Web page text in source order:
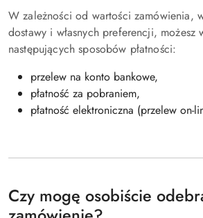
W zależności od wartości zamówienia,
dostawy i własnych preferencji, możesz
następujących sposobów płatności:
przelew na konto bankowe,
płatność za pobraniem,
płatność elektroniczna (przelew on-
Czy mogę osobiście